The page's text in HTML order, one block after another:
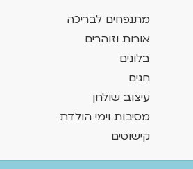
מתנפחים לבריכה
אורות וזוהרים
בלונים
חגים
עיצוב שולחן
מסיבות וימי הולדת
קישוטים